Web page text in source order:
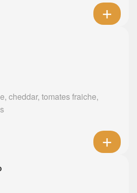
cheddar, tomates fraiche,